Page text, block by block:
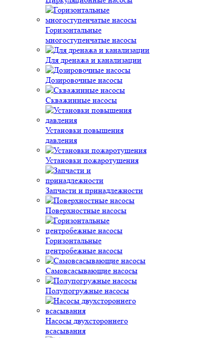
Горизонтальные
многоступенчатые насосы
Для дренажа и канализации
Дозировочные насосы
Скважинные насосы
Установки повышения
давления
Установки пожаротушения
Запчасти и принадлежности
Поверхностные насосы
Горизонтальные
центробежные насосы
Самовсасывающие насосы
Полупогружные насосы
Насосы двухстороннего
всасывания